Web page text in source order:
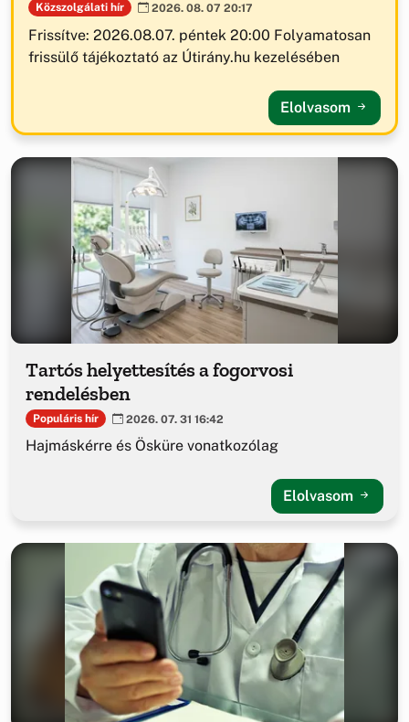
Közszolgálati hír 2026. 08. 07 20:17
Frissítve: 2026.08.07. péntek 20:00 Folyamatosan
frissülő tájékoztató az Útirány.hu kezelésében
Elolvasom
Tartós helyettesítés a fogorvosi
rendelésben
Populáris hír 2026. 07. 31 16:42
Hajmáskérre és Ösküre vonatkozólag
Elolvasom